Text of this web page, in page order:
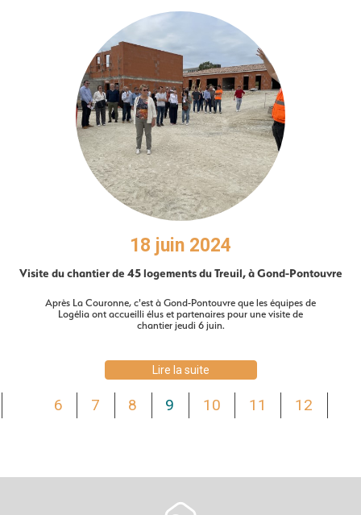
18 juin 2024
Visite du chantier de 45 logements du Treuil, à Gond-Pontouvre
Après La Couronne, c'est à Gond-Pontouvre que les équipes de
Logélia ont accueilli élus et partenaires pour une visite de
chantier jeudi 6 juin.
Lire la suite
6 7 8 9 10 11 12